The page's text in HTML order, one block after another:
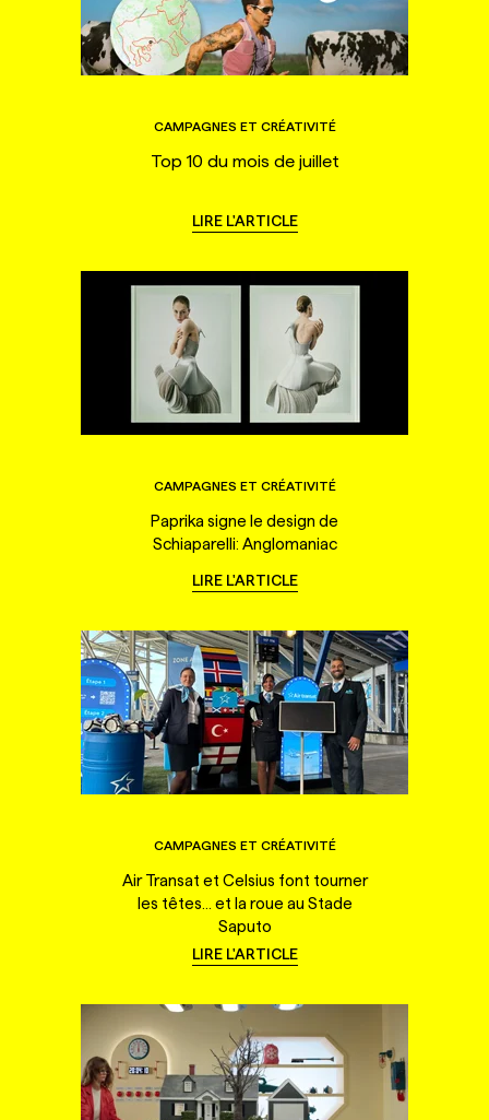
CAMPAGNES ET CRÉATIVITÉ
Top 10 du mois de juillet
LIRE L'ARTICLE
CAMPAGNES ET CRÉATIVITÉ
Paprika signe le design de
Schiaparelli: Anglomaniac
LIRE L'ARTICLE
CAMPAGNES ET CRÉATIVITÉ
Air Transat et Celsius font tourner
les têtes... et la roue au Stade
Saputo
LIRE L'ARTICLE